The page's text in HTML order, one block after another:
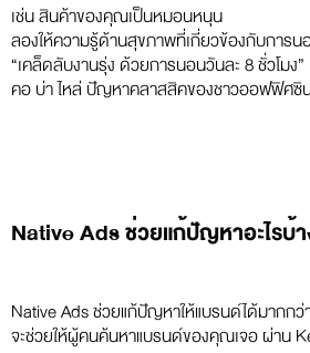
เช่น สินค้าของคุณเป็นหมอนหนุน
ลองให้ความรู้ด้านสุขภาพที่เกี่ยวข้องกับการ
“เคล็ดลับงานรุ่ง ด้วยการนอนวันละ 8 ชั่วโมง”
คอ บ่า ไหล่ ปัญหาคลาสสิคของชาวออฟฟิศซิ
Native Ads ช่วยแก้ปัญหาอะไรบ้
Native Ads ช่วยแก้ปัญหาให้แบรนด์ได้มากกว่
จะช่วยให้ผู้คนค้นหาแบรนด์ของคุณเจอ ผ่าน